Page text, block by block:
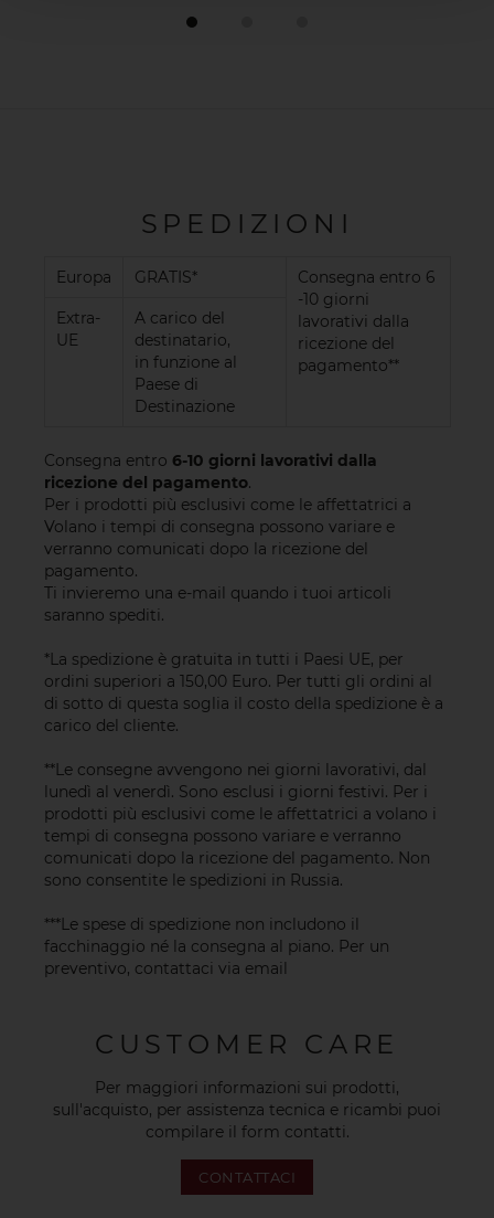
SPEDIZIONI
Europa GRATIS*
Consegna entro 6
-10 giorni
lavorativi dalla
ricezione del
pagamento**
Extra-
UE
A carico del
destinatario,
in funzione al
Paese di
Destinazione
Consegna entro 6-10 giorni lavorativi dalla
ricezione del pagamento.
Per i prodotti più esclusivi come le affettatrici a
Volano i tempi di consegna possono variare e
verranno comunicati dopo la ricezione del
pagamento.
Ti invieremo una e-mail quando i tuoi articoli
saranno spediti.
*La spedizione è gratuita in tutti i Paesi UE, per
ordini superiori a 150,00 Euro. Per tutti gli ordini al
di sotto di questa soglia il costo della spedizione è a
carico del cliente.
**Le consegne avvengono nei giorni lavorativi, dal
lunedì al venerdì. Sono esclusi i giorni festivi. Per i
prodotti più esclusivi come le affettatrici a volano i
tempi di consegna possono variare e verranno
comunicati dopo la ricezione del pagamento. Non
sono consentite le spedizioni in Russia.
***Le spese di spedizione non includono il
facchinaggio né la consegna al piano. Per un
preventivo, contattaci via email
CUSTOMER CARE
Per maggiori informazioni sui prodotti,
sull'acquisto, per assistenza tecnica e ricambi puoi
compilare il form contatti.
CONTATTACI